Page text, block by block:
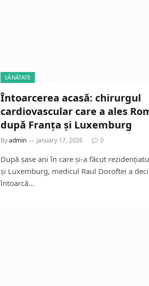
SĂNĂTATE
Întoarcerea acasă: chirurgul
cardiovascular care a ales
după Franța și Luxemburg
Byadmin January 17, 2026 0
După șase ani în care și-a făcut
și Luxemburg, medicul Raul Doroftei a
întoarcă…